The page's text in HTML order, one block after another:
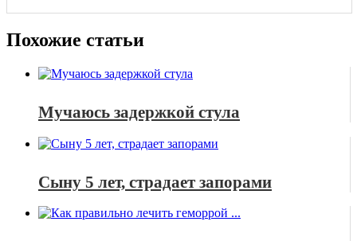
Похожие статьи
Мучаюсь задержкой стула
Сыну 5 лет, страдает запорами